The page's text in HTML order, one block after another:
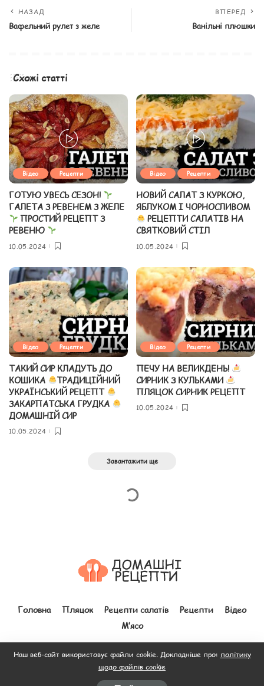
НАЗАД
Вафельний рулет з желе
ВПЕРЕД
Ванільні плюшки
Схожі статті
Відео Рецепти
ГОТУЮ УВЕСЬ СЕЗОН!
ГАЛЕТА З РЕВЕНЕМ З ЖЕЛЕ
ПРОСТИЙ РЕЦЕПТ З
РЕВЕНЮ
10.05.2024
Відео Рецепти
НОВИЙ САЛАТ З КУРКОЮ,
ЯБЛУКОМ І ЧОРНОСЛИВОМ
РЕЦЕПТИ САЛАТІВ НА
СВЯТКОВИЙ СТІЛ
10.05.2024
Відео Рецепти
ТАКИЙ СИР КЛАДУТЬ ДО
КОШИКА
ТРАДИЦІЙНИЙ
УКРАЇНСЬКИЙ РЕЦЕПТ
ЗАКАРПАТСЬКА ГРУДКА
ДОМАШНІЙ СИР
10.05.2024
Відео Рецепти
ПЕЧУ НА ВЕЛИКДЕНЬ!
СИРНИК З КУЛЬКАМИ
ПЛЯЦОК СИРНИК РЕЦЕПТ
10.05.2024
Завантажити ще
Головна Пляцок Рецепти салатів Рецепти
Відео
М’ясо
© 2012–2026 Всі права захищено. Зроблено з
Наш веб-сайт використовує файли cookie. Докладніше про: політику
щодо файлів cookie